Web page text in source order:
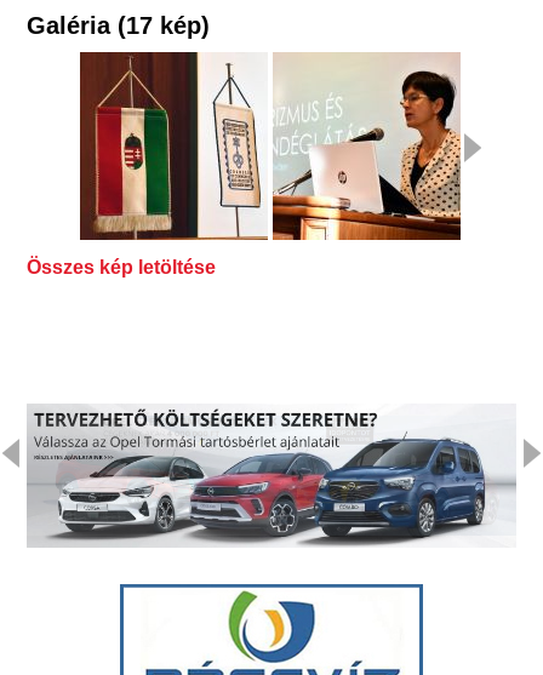
Galéria (17 kép)
Összes kép letöltése